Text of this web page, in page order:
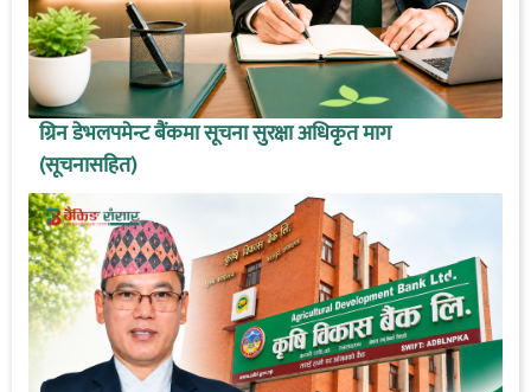
ग्रिन डेभलपमेन्ट बैंकमा सूचना सुरक्षा अधिकृत माग
(सूचनासहित)